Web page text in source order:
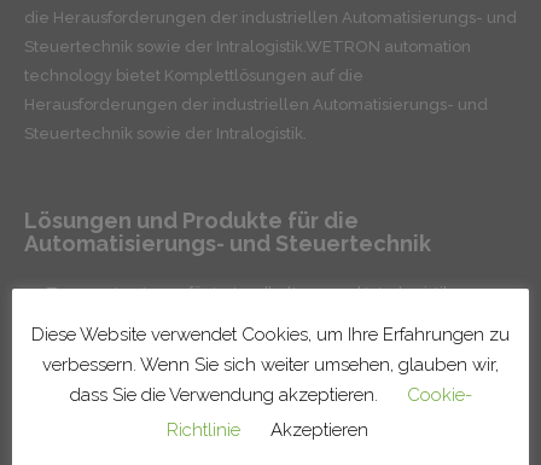
die Herausforderungen der industriellen Automatisierungs- und
Steuertechnik sowie der Intralogistik.WETRON automation
technology bietet Komplettlösungen auf die
Herausforderungen der industriellen Automatisierungs- und
Steuertechnik sowie der Intralogistik.
Lösungen und Produkte für die
Automatisierungs- und Steuertechnik
Transportsysteme für Instandhaltung und Intralogistik
Lösungen für die Steuerung und Verwaltung der Produktion
WETRON Produkte
Diese Website verwendet Cookies, um Ihre Erfahrungen zu
verbessern. Wenn Sie sich weiter umsehen, glauben wir,
dass Sie die Verwendung akzeptieren.
Cookie-
Richtlinie
Akzeptieren